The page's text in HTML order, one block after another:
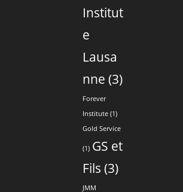
Institut
e
Lausa
nne (3)
Forever
Institute (1)
Gold Service
(1) GS et
Fils (3)
JMM